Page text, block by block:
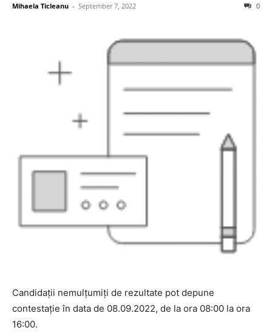
Mihaela Ticleanu - September 7, 2022 0
Candidații nemulțumiți de rezultate pot depune
contestație în data de 08.09.2022, de la ora 08:00 la ora
16:00.